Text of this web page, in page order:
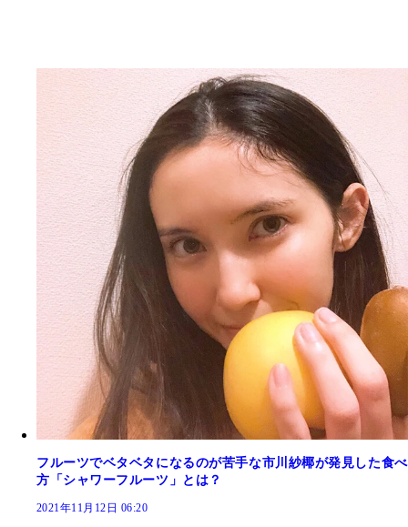
フルーツでベタベタになるのが苦手な市川紗椰が発見した食べ
方「シャワーフルーツ」とは？
2021年11月12日 06:20